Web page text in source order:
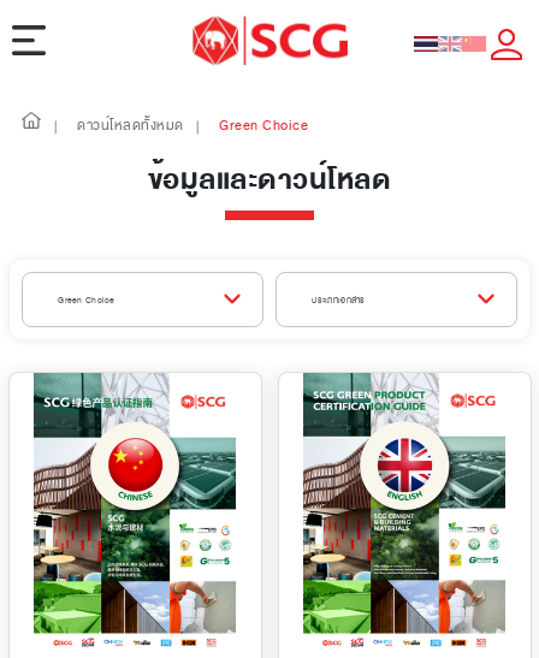
| ดาวน์โหลดทั้งหมด | Green Choice
ข้อมูลและดาวน์โหลด
Green Choice ประเภทเอกสาร